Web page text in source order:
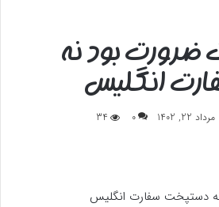
بود نه
انگلیس
مرداد 22, 1402 0
34
دستپخت سفارت انگلیس